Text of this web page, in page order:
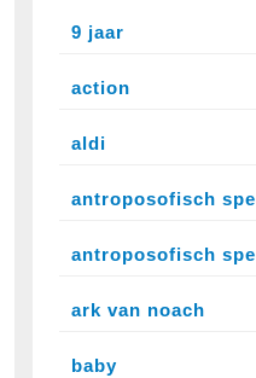
9 jaar
action
aldi
antroposofisch
antroposofisch
ark van noach
baby